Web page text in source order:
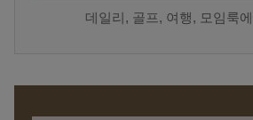
데일리, 골프, 여행, 모임룩